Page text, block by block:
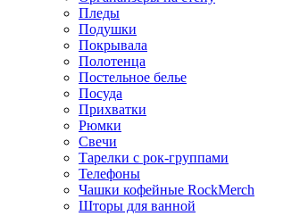
Пледы
Подушки
Покрывала
Полотенца
Постельное белье
Посуда
Прихватки
Рюмки
Свечи
Тарелки с рок-группами
Телефоны
Чашки кофейные RockMerch
Шторы для ванной